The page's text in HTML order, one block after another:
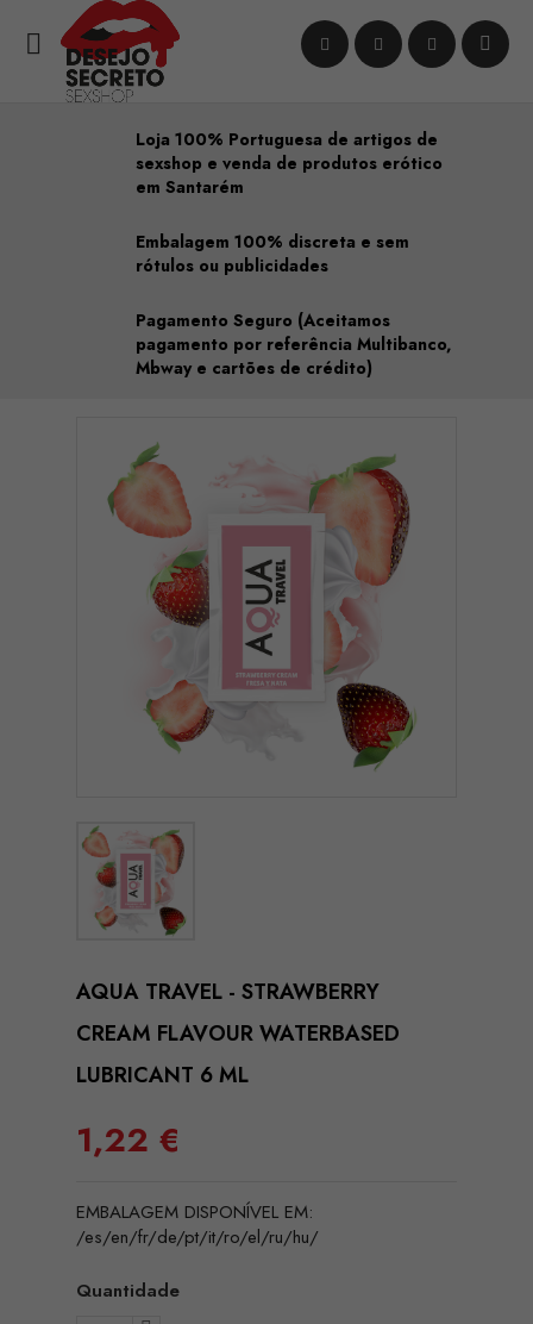

Loja 100% Portuguesa de artigos de
sexshop e venda de produtos erótico
em Santarém
Embalagem 100% discreta e sem
rótulos ou publicidades
Pagamento Seguro (Aceitamos
pagamento por referência Multibanco,
Mbway e cartões de crédito)
AQUA TRAVEL - STRAWBERRY
CREAM FLAVOUR WATERBASED
LUBRICANT 6 ML
1,22 €
EMBALAGEM DISPONÍVEL EM:
/es/en/fr/de/pt/it/ro/el/ru/hu/
Quantidade